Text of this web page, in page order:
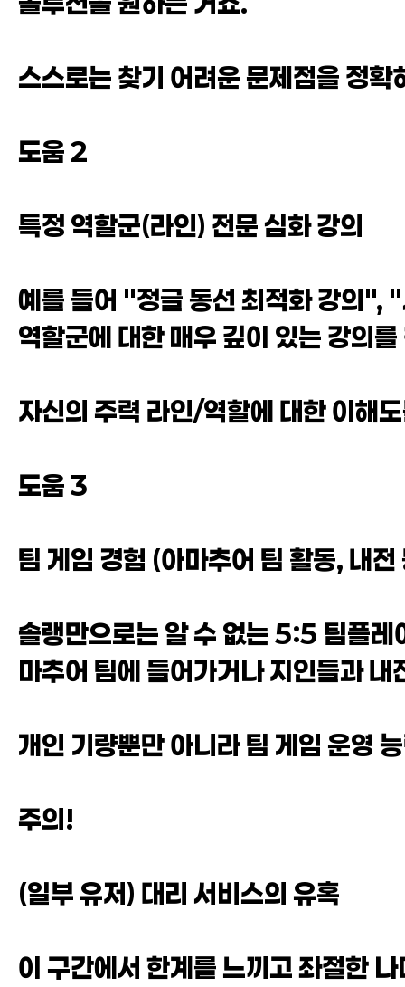
스스로는 찾기 어려운 문제점을 정
도움 2
특정 역할군(라인) 전문 심화 강의
예를 들어 "정글 동선 최적화 강의",
역할군에 대한 매우 깊이 있는 강의
자신의 주력 라인/역할에 대한 이해
도움 3
팀 게임 경험 (아마추어 팀 활동, 내전
솔랭만으로는 알 수 없는 5:5 팀플레
마추어 팀에 들어가거나 지인들과 내
개인 기량뿐만 아니라 팀 게임 운영
주의!
(일부 유저) 대리 서비스의 유혹
이 구간에서 한계를 느끼고 좌절한